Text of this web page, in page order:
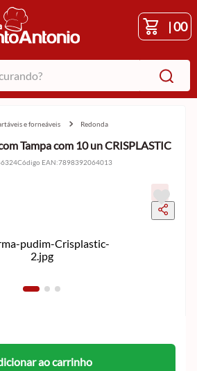
|00
e forneáveis redonda
Tampa com 10 un CRISPLASTIC
Código EAN:7898392064013
ao carrinho